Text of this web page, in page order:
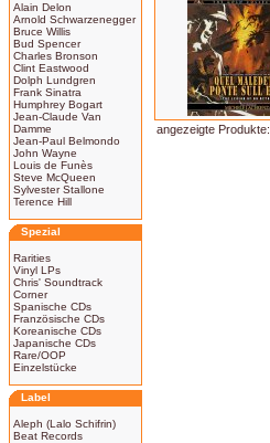
Alain Delon
Arnold Schwarzenegger
Bruce Willis
Bud Spencer
Charles Bronson
Clint Eastwood
Dolph Lundgren
Frank Sinatra
Humphrey Bogart
Jean-Claude Van
Damme
Jean-Paul Belmondo
John Wayne
Louis de Funès
Steve McQueen
Sylvester Stallone
Terence Hill
Spezial
Rarities
Vinyl LPs
Chris' Soundtrack
Corner
Spanische CDs
Französische CDs
Koreanische CDs
Japanische CDs
Rare/OOP
Einzelstücke
Label
Aleph (Lalo Schifrin)
Beat Records
angezeigte Produkte: